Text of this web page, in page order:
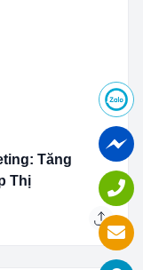
Tăng
Thị